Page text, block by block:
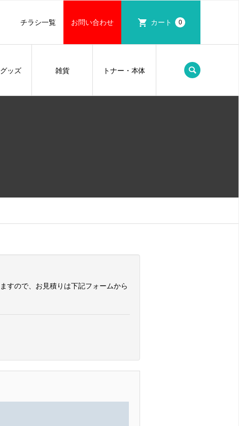
チラシ一覧 お問い合わせ カート 0
ッズ 雑貨 トナー・本体
すので、お見積りは下記フォームから